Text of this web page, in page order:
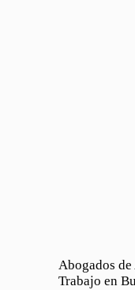
Abogados
Trabajo en